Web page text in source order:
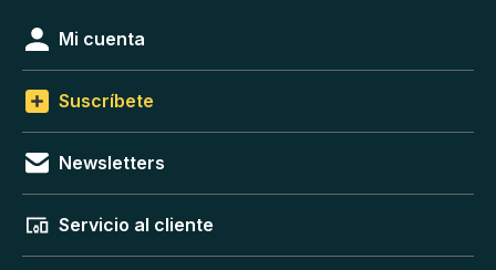
Mi cuenta
Suscríbete
Newsletters
Servicio al cliente